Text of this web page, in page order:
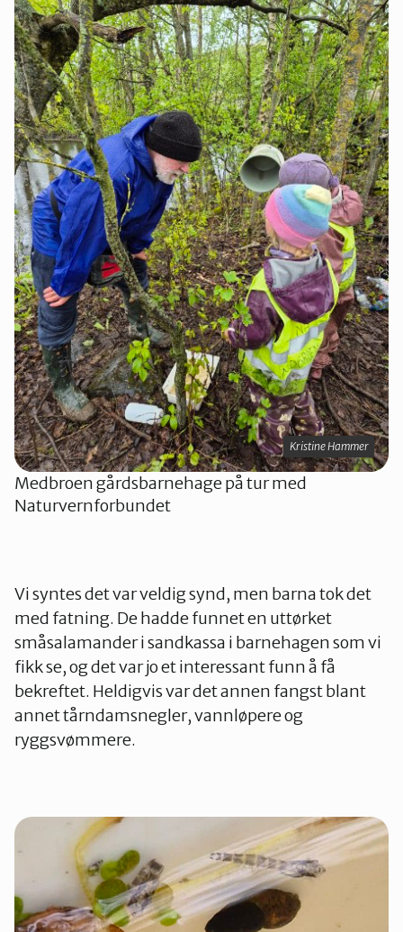
Kristine Hammer
Medbroen gårdsbarnehage på tur med
Naturvernforbundet
Vi syntes det var veldig synd, men barna tok det
med fatning. De hadde funnet en uttørket
småsalamander i sandkassa i barnehagen som vi
fikk se, og det var jo et interessant funn å få
bekreftet. Heldigvis var det annen fangst blant
annet tårndamsnegler, vannløpere og
ryggsvømmere.